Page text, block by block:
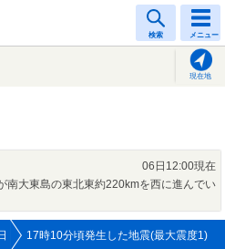
検索 メニュー
現在地
06日12:00現在
南大東島の東北東約220kmを西に進んでい
17時10分頃発生した地震(最大震度1)